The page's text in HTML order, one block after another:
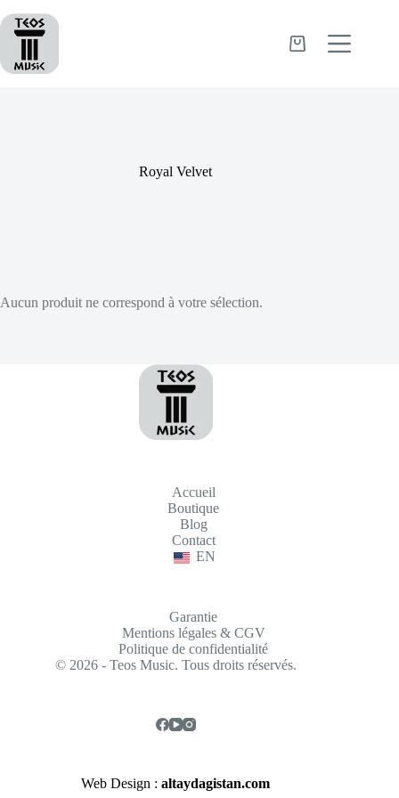
au
contenu
Panier
Royal Velvet
Aucun produit ne correspond à votre sélection.
Accueil
Boutique
Blog
Contact
EN
Garantie
Mentions légales & CGV
Politique de confidentialité
© 2026 - Teos Music. Tous droits réservés.
Web Design :altaydagistan.com